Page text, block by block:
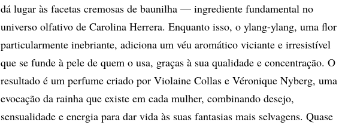
dá lugar às facetas cremosas de baunilha — ingrediente fundamental no
universo olfativo de Carolina Herrera. Enquanto isso, o ylang-ylang, uma flor
particularmente inebriante, adiciona um véu aromático viciante e irresistível
que se funde à pele de quem o usa, graças à sua qualidade e concentração. O
resultado é um perfume criado por Violaine Collas e Véronique Nyberg, uma
evocação da rainha que existe em cada mulher, combinando desejo,
sensualidade e energia para dar vida às suas fantasias mais selvagens. Quase